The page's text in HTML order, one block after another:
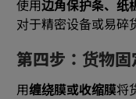
使用边角保护条、纸
对于精密设备或易碎
第四步：货物固
用缠绕膜或收缩膜将